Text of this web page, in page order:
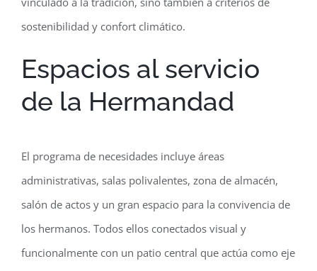
sostenibilidad y confort climático.
Espacios al servicio
de la Hermandad
El programa de necesidades incluye áreas
administrativas, salas polivalentes, zona de almacén,
salón de actos y un gran espacio para la convivencia de
los hermanos. Todos ellos conectados visual y
funcionalmente con un patio central que actúa como eje